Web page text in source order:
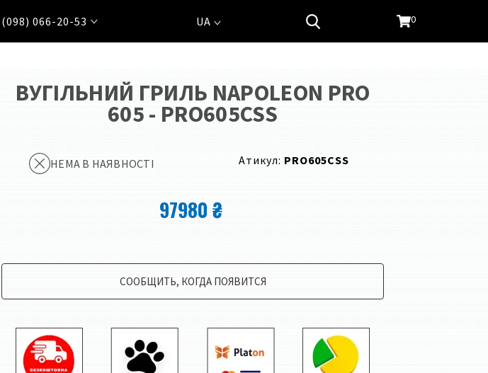
(098) 066-20-53 UA 0
ВУГІЛЬНИЙ ГРИЛЬ NAPOLEON PRO
605 - PRO605CSS
НЕМА В НАЯВНОСТІ Атикул: PRO605CSS
97980 ₴
СООБЩИТЬ, КОГДА ПОЯВИТСЯ